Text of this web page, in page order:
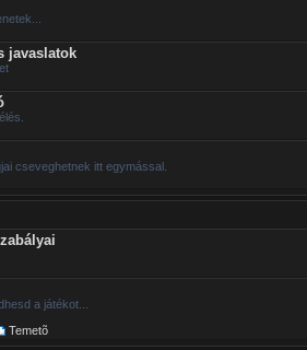
javaslatok
cseveghetnek itt egymással.
a játékot...
Temetõ